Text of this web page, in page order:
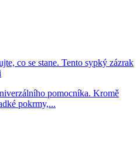
co se stane. Tento sypký zázrak
pomocníka. Kromě
pokrmy,...